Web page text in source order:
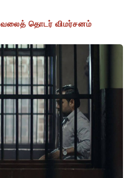
வலைத் தொடர் விமர்சனம்